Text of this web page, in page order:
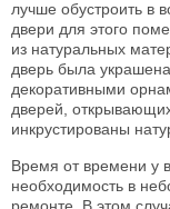
лучше обустроить в
двери для этого
из натуральных
дверь была
декоративными
дверей,
инкрустированы
Время от времени у
необходимость в